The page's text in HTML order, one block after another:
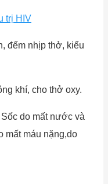
trị HIV
đếm nhịp thở, kiểu
khí, cho thở oxy.
do mất nước và
mất máu nặng,do